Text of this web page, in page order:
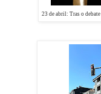
23 de abril: Tras o debate